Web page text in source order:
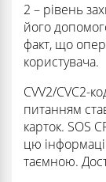
2 – рівень
його
факт, що
користувача.
CVV2/CVC2-
питанням
карток. SOS
цю
таємною.